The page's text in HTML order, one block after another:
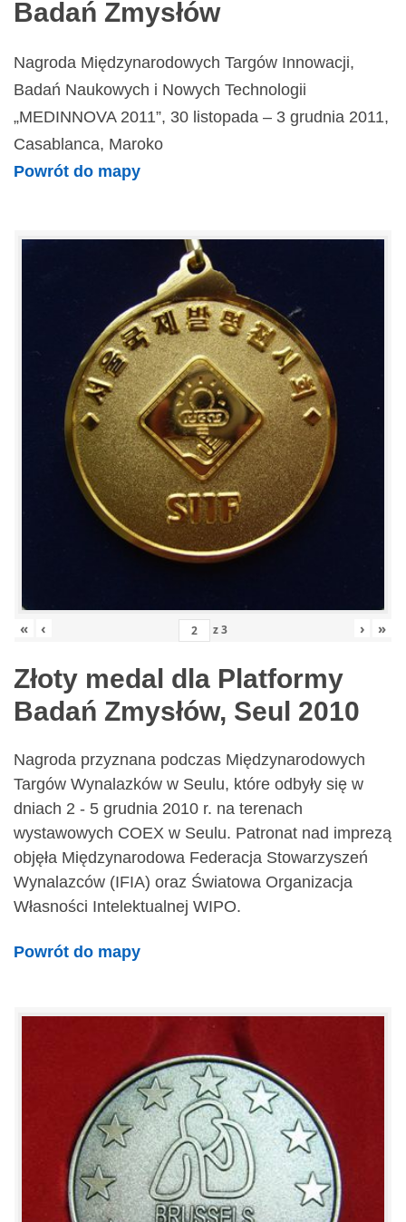
Badań Zmysłów
Nagroda Międzynarodowych Targów Innowacji,
Badań Naukowych i Nowych Technologii
„MEDINNOVA 2011”, 30 listopada – 3 grudnia 2011,
Casablanca, Maroko
Powrót do mapy
« ‹ z3 › »
Złoty medal dla Platformy
Badań Zmysłów, Seul 2010
Nagroda przyznana podczas Międzynarodowych
Targów Wynalazków w Seulu, które odbyły się w
dniach 2 - 5 grudnia 2010 r. na terenach
wystawowych COEX w Seulu. Patronat nad imprezą
objęła Międzynarodowa Federacja Stowarzyszeń
Wynalazców (IFIA) oraz Światowa Organizacja
Własności Intelektualnej WIPO.
Powrót do mapy